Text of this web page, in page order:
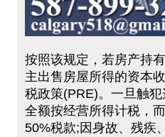
按照该规定，若房产持
主出售房屋所得的资本
税政策(PRE)。一旦触
全额按经营所得计税，
50%税款;因身故、残疾